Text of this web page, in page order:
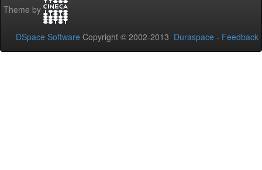
Theme by
DSpace Software Copyright © 2002-2013 Duraspace - Feedback